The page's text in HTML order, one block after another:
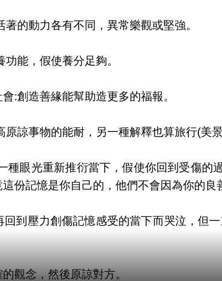
的動力各有不同，異常樂觀或堅強。
能，假使養分足夠。
:創造善緣能幫助造更多的福報。
諒事物的能耐，另一種解釋也算旅行(美景
種眼光重新推衍當下，假使你回到受傷
份記憶是你自己的，他們不會因為你的良
到壓力創傷記憶感受的當下而哭泣，但
觀念，然後原諒對方。